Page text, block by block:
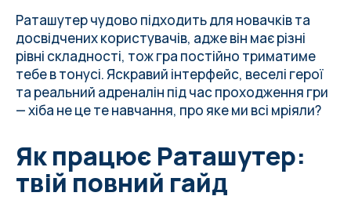
Раташутер чудово підходить для новачків та
досвідчених користувачів, адже він має різні
рівні складності, тож гра постійно триматиме
тебе в тонусі. Яскравий інтерфейс, веселі герої
та реальний адреналін під час проходження гри
— хіба не це те навчання, про яке ми всі мріяли?
Як працює Раташутер:
твій повний гайд